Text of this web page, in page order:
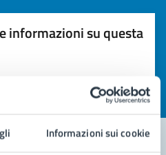
Informazioni sui cookie
informazioni su questa
(da 1 a 5 stelle)
per valutare la chiarezza delle